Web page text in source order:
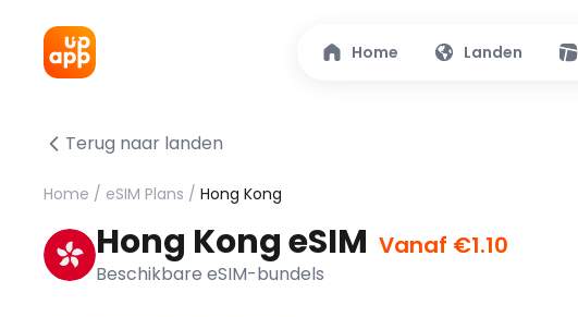
Home Landen
Terug naar landen
Home / eSIM Plans / Hong Kong
Hong Kong eSIM Vanaf €1.10
Beschikbare eSIM-bundels